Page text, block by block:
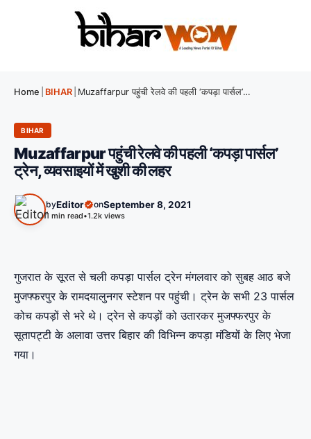
Home BIHAR Muzaffarpur पहुंची रेलवे की पहली ‘कपड़ा पार्सल’ ट्रेन, व्यवसाइयों में खुशी की लहर
BIHAR
Muzaffarpur पहुंची रेलवे की पहली ‘कपड़ा पार्सल’
ट्रेन, व्यवसाइयों में खुशी की लहर
byEditor onSeptember 8, 2021
1 min read•1.2k views
गुजरात के सूरत से चली कपड़ा पार्सल ट्रेन मंगलवार को सुबह आठ बजे
मुजफ्फरपुर के रामदयालुनगर स्टेशन पर पहुंची। ट्रेन के सभी 23 पार्सल
कोच कपड़ों से भरे थे। ट्रेन से कपड़ों को उतारकर मुजफ्फरपुर के
सूतापट्टी के अलावा उत्तर बिहार की विभिन्न कपड़ा मंडियों के लिए भेजा
गया।